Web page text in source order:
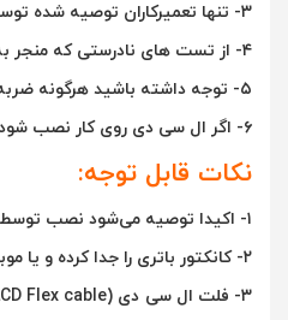
۳- تنها تعمیرکاران توصیه شده توسط مای فون مورد تایید می باشند.
۴- از تست های نادرستی که منجر به پارگی فلت، شکستگی و یا آسیب محل اتصال فلت به ال سی دی می شوند جدا خودداری کنید.
۵- توجه داشته باشید هرگونه ضربه خوردگی، نفوذ مواد شیمیایی و مایعات ،فشار، مخدوش شدن لیبل گارانتی و خارج شدن از حالت اولیه، ال سی دی را از حالت گارانتی تعویض خارج خواهد کرد.
۶- اگر ال سی دی روی کار نصب شود از گارانتی خارج می شود
نکات قابل توجه:
۱- اکیدا توصیه می‌شود نصب توسط تکنسین متخصص انجام شود! بهتر است به یک تعمیرکار حرفه‌ای مراجعه کنید. شما می‌توانید نصب ال سی دی خود را در کمترین زمان و با بالاترین کیفیت از مای فون بخواهید.
۲- کانکتور باتری را جدا کرده و یا موبایل را قبل از نصب خاموش کنید.